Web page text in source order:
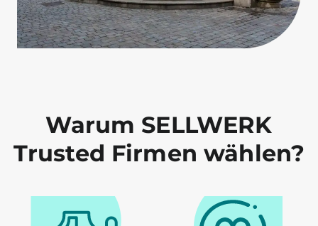
Warum SELLWERK
Trusted Firmen wählen?